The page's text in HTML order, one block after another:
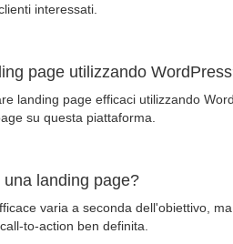
interessati.
page utilizzando
landing page efficaci utilizzando
su questa piattaforma.
landing page?
varia a seconda dell'obiettivo,
to-action ben definita.